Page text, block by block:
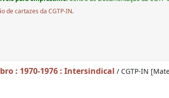
de cartazes da CGTP-IN.
: 1970-1976 : Intersindical / CGTP-IN